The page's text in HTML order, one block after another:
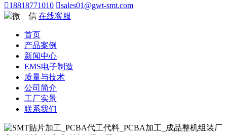
18818771010 sales01@gwt-smt.com
微 信 在线客服
首页
产品案例
新闻中心
EMS电子制造
质量与技术
公司简介
工厂实景
联系我们